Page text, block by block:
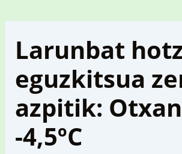
Larunbat
eguzkitsua
azpitik:
-4,5ºC